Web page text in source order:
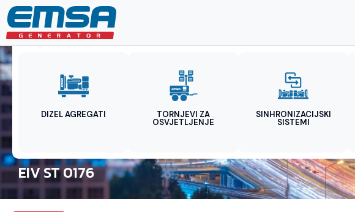
DIZEL AGREGATI TORNJEVI ZA
OSVJETLJENJE
SINHRONIZACIJSKI
SISTEMI
EIV ST 0176